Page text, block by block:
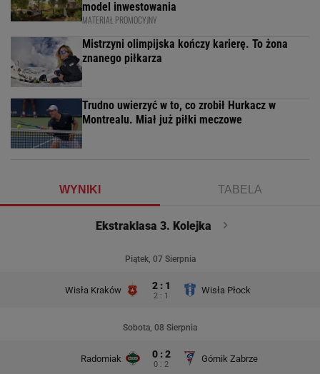
model inwestowania
MATERIAŁ PROMOCYJNY
Mistrzyni olimpijska kończy karierę. To żona
znanego piłkarza
Trudno uwierzyć w to, co zrobił Hurkacz w
Montrealu. Miał już piłki meczowe
WYNIKI TABELA
Ekstraklasa 3. Kolejka
Piątek, 07 Sierpnia
Wisła Kraków 2 : 1
2 : 1
Wisła Płock
Sobota, 08 Sierpnia
Radomiak 0 : 2
0 : 2
Górnik Zabrze